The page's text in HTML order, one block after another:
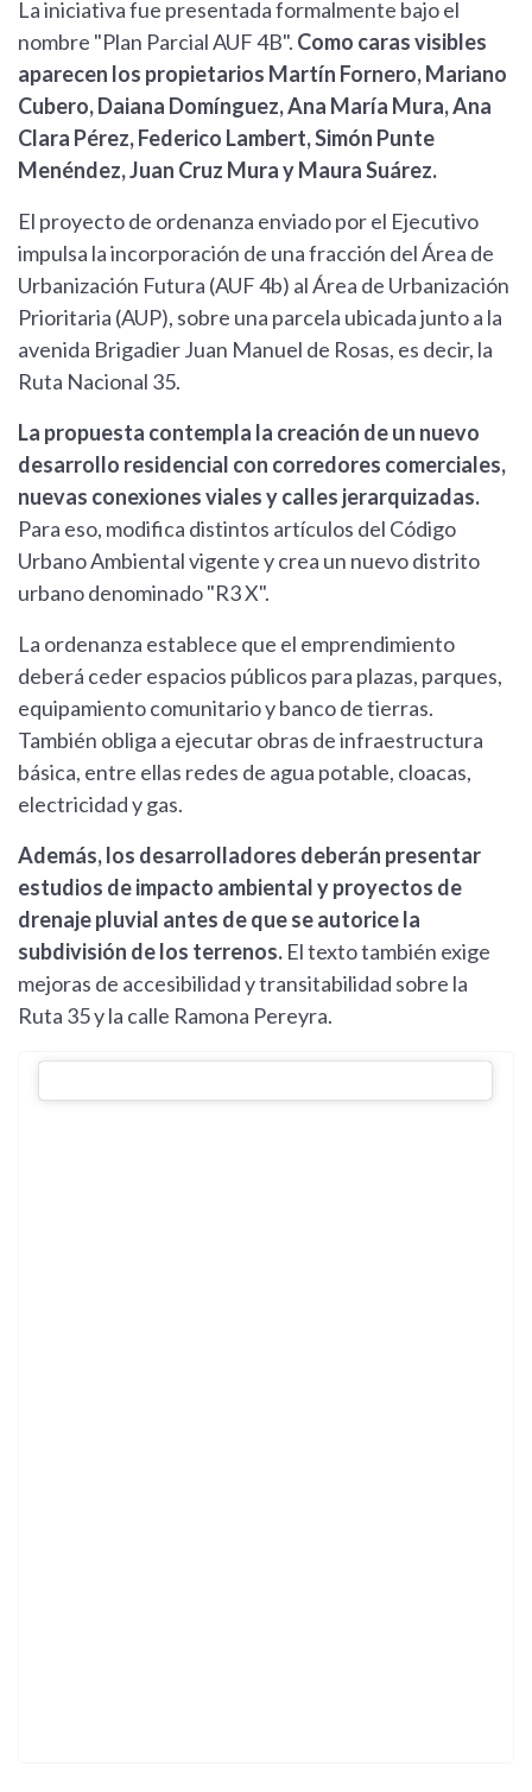
La iniciativa fue presentada formalmente bajo el
nombre "Plan Parcial AUF 4B". Como caras visibles
aparecen los propietarios Martín Fornero, Mariano
Cubero, Daiana Domínguez, Ana María Mura, Ana
Clara Pérez, Federico Lambert, Simón Punte
Menéndez, Juan Cruz Mura y Maura Suárez.
El proyecto de ordenanza enviado por el Ejecutivo
impulsa la incorporación de una fracción del Área de
Urbanización Futura (AUF 4b) al Área de Urbanización
Prioritaria (AUP), sobre una parcela ubicada junto a la
avenida Brigadier Juan Manuel de Rosas, es decir, la
Ruta Nacional 35.
La propuesta contempla la creación de un nuevo
desarrollo residencial con corredores comerciales,
nuevas conexiones viales y calles jerarquizadas.
Para eso, modifica distintos artículos del Código
Urbano Ambiental vigente y crea un nuevo distrito
urbano denominado "R3 X".
La ordenanza establece que el emprendimiento
deberá ceder espacios públicos para plazas, parques,
equipamiento comunitario y banco de tierras.
También obliga a ejecutar obras de infraestructura
básica, entre ellas redes de agua potable, cloacas,
electricidad y gas.
Además, los desarrolladores deberán presentar
estudios de impacto ambiental y proyectos de
drenaje pluvial antes de que se autorice la
subdivisión de los terrenos. El texto también exige
mejoras de accesibilidad y transitabilidad sobre la
Ruta 35 y la calle Ramona Pereyra.